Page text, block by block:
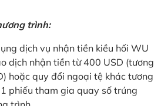
trình:
dịch vụ nhận tiền kiều hối WU
dịch nhận tiền từ 400 USD (tương
hoặc quy đổi ngoại tệ khác tương
phiếu tham gia quay số trúng